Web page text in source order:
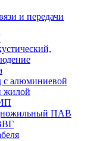
и передачи
с алюминиевой
жилой
ПАВ